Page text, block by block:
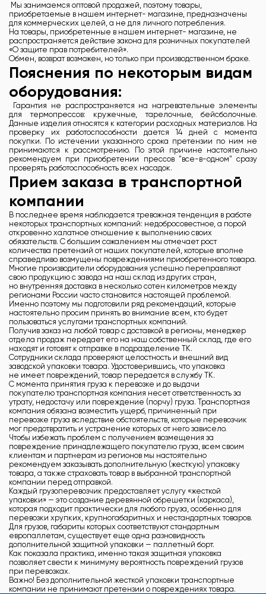
Мы занимаемся оптовой продажей, поэтому товары,
приобретаемые в нашем интернет- магазине, предназначены
для коммерческих целей, а не для личного потребления.
На товары, приобретенные в нашем интернет- магазине, не
распространяется действие закона для розничных покупателей
«О защите прав потребителей».
Обмен, возврат возможен, но только при производственном браке.
Пояснения по некоторым видам
оборудования:
Гарантия не распространяется на нагревательные элементы
для термопрессов: кружечные, тарелочные, бейсболочные.
Данные изделия относятся к категории расходных материалов. На
проверку их работоспособности дается 14 дней с момента
покупки. По истечении указанного срока претензии по ним не
принимаются к рассмотрению. По этой причине настоятельно
рекомендуем при приобретении прессов "все-в-одном" сразу
проверять работоспособность всех насадок.
Прием заказа в транспортной
компании
В последнее время наблюдается тревожная тенденция в работе
некоторых транспортных компаний: недобросовестное, а порой
откровенно халатное отношение к выполнению своих
обязательств. С большим сожалением мы отмечает рост
количества претензий от наших покупателей, которые вполне
справедливо возмущены повреждениями приобретенного товара.
Многие производители оборудования успешно переправляют
свою продукцию с завода на наш склад из других стран,
но внутренняя доставка в несколько сотен километров между
регионами России часто становится настоящей проблемой.
Именно поэтому мы подготовили ряд рекомендаций, которые
настоятельно просим принять во внимание всем, кто будет
пользоваться услугами транспортных компаний.
Получив заказ на любой товар с доставкой в регионы, менеджер
отдела продаж передает его на наш собственный склад, где его
находят и готовят к отправке в подразделение ТК.
Сотрудники склада проверяют целостность и внешний вид
заводской упаковки товара. Удостоверившись, что упаковка
не имеет повреждений, товар передается в службу ТК.
С момента принятия груза к перевозке и до выдачи
покупателю транспортная компания несет ответственность за
утрату, недостачу или повреждение (порчу) груза. Транспортная
компания обязана возместить ущерб, причиненный при
перевозке груза вследствие обстоятельств, которые перевозчик
мог предотвратить и устранение которых от него зависело.
Чтобы избежать проблем с получением возмещения за
повреждение принадлежащего покупателю груза, всем своим
клиентам и партнерам из регионов мы настоятельно
рекомендуем заказывать дополнительную (жесткую) упаковку
товара, а также страховать товар в выбранной транспортной
компании перед отправкой.
Каждый грузоперевозчик предоставляет услугу «жесткой
упаковки» — это создание деревянной обрешетки (каркаса),
которая подходит практически для любого груза, особенно для
перевозки хрупких, крупногабаритных и нестандартных товаров.
Для грузов, габариты которых соответствуют стандартным
европаллетам, существует еще одна разновидность
дополнительной защитной упаковки — паллетный борт.
Как показала практика, именно такая защитная упаковка
позволяет свести к минимуму вероятность повреждений грузов
при перевозках.
Важно! Без дополнительной жесткой упаковки транспортные
компании не принимают претензии о повреждениях товара.